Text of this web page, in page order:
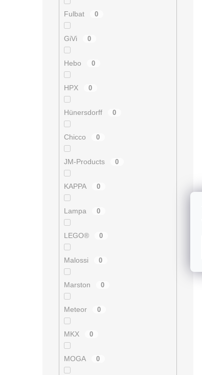
Fulbat 0
GiVi 0
Hebo 0
HPX 0
Hünersdorff 0
Chicco 0
JM-Products 0
KAPPA 0
Lampa 0
LEGO® 0
Malossi 0
Marston 0
Meteor 0
MKX 0
MOGA 0